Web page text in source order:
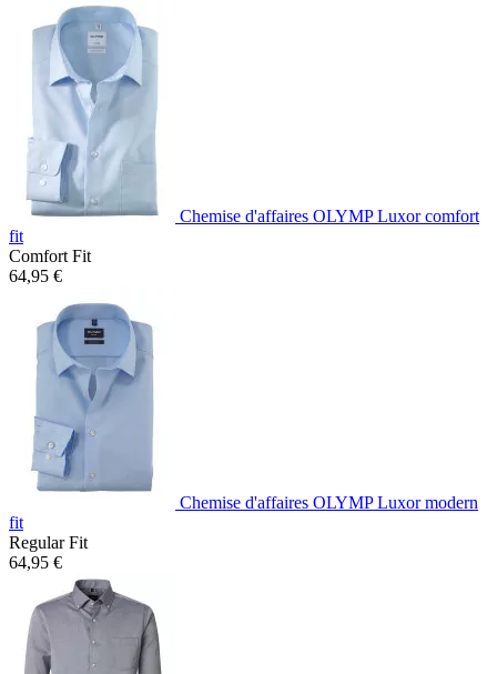
Chemise d'affaires OLYMP Luxor comfort
fit
Comfort Fit
64,95 €
Chemise d'affaires OLYMP Luxor modern
fit
Regular Fit
64,95 €